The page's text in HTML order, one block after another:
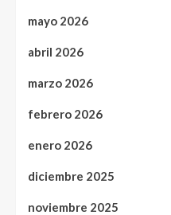
mayo 2026
abril 2026
marzo 2026
febrero 2026
enero 2026
diciembre 2025
noviembre 2025